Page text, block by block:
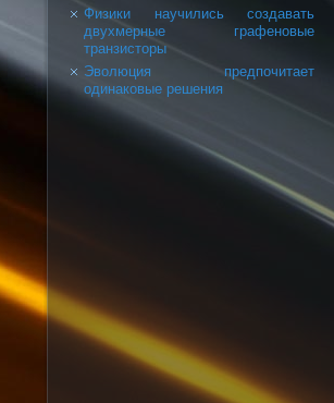
Физики научились создавать
двухмерные графеновые
транзисторы
Эволюция предпочитает
одинаковые решения